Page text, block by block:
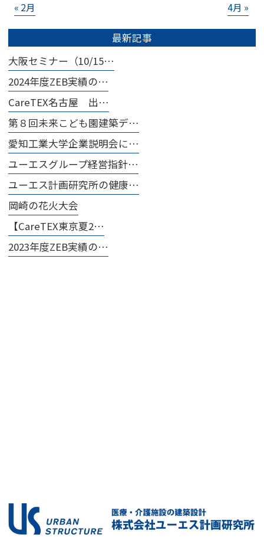
« 2月 4月 »
最新記事
大阪セミナー（10/15…
2024年度ZEB実績の…
CareTEX名古屋 出…
第８回未来こども園建築デ…
愛知工業大学企業説明会に…
ユーエスグループ経営指針…
ユーエス計画研究所の健康…
岡崎の花火大会
【CareTEX東京夏2…
2023年度ZEB実績の…